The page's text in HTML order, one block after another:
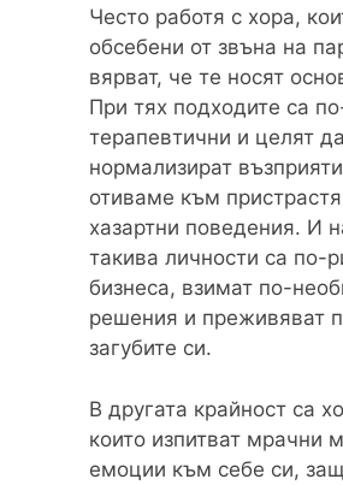
Често работя с хора,
обсебени от звъна на
вярват, че те носят
При тях подходите са
терапевтични и целят
нормализират
отиваме към
хазартни поведения. И
такива личности са по-
бизнеса, взимат по-
решения и преживяват
загубите си.
В другата крайност са
които изпитват мрачни
емоции към себе си,